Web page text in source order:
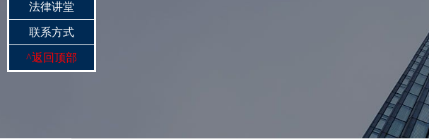
法律讲堂
联系方式
^返回顶部